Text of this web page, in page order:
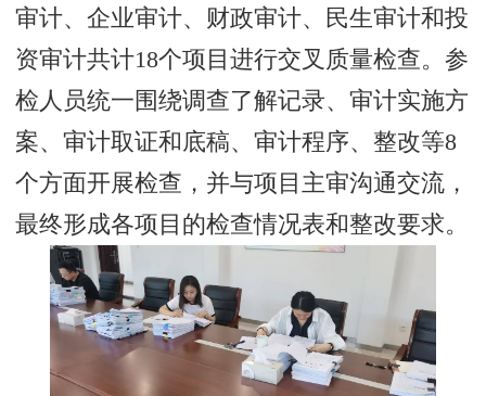
审计、企业审计、财政审计、民生审计和投
资审计共计18个项目进行交叉质量检查。参
检人员统一围绕调查了解记录、审计实施方
案、审计取证和底稿、审计程序、整改等8
个方面开展检查，并与项目主审沟通交流，
最终形成各项目的检查情况表和整改要求。